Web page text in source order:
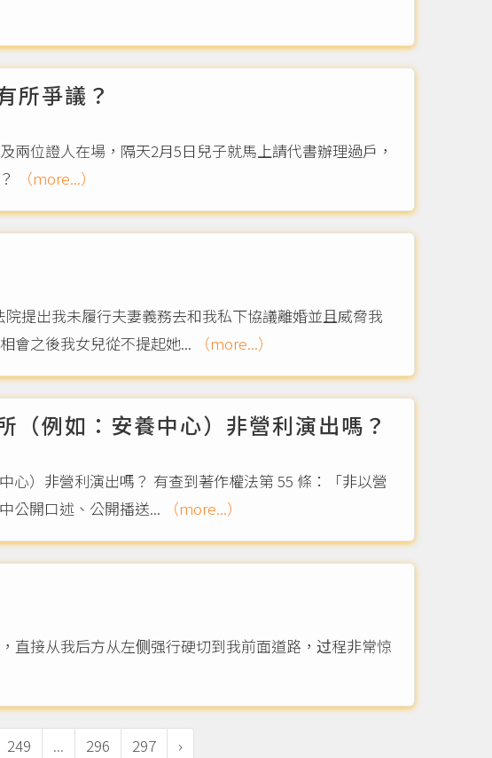
所爭議？
位證人在場，隔天2月5日兒子就馬上請代書辦理過戶，
（more...）
提出我未履行夫妻義務去和我私下協議離婚並且威脅我
會之後我女兒從不提起她...
（more...）
（例如：安養中心）非營利演出嗎？
）非營利演出嗎？ 有查到著作權法第 55 條：「非以營
公開口述、公開播送...
（more...）
直接从我后方从左侧强行硬切到我前面道路，过程非常惊
249 ... 296 297 ›